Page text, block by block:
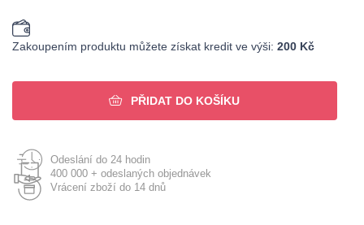
Zakoupením produktu můžete získat kredit ve výši: 200 Kč
PŘIDAT DO KOŠÍKU
Odeslání do 24 hodin
400 000 + odeslaných objednávek
Vrácení zboží do 14 dnů